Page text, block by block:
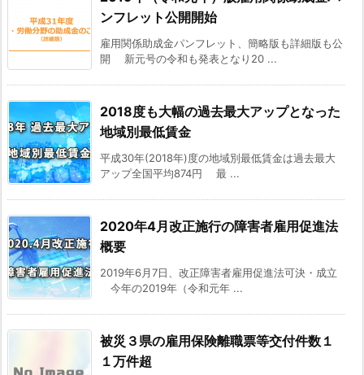
ンフレット公開開始
雇用関係助成金パンフレット、簡略版も詳細版も公
開 新元号の令和も発表となり20 ...
2018度も大幅の過去最大アップとなった
地域別最低賃金
平成30年(2018年)度の地域別最低賃金は過去最大
アップ全国平均874円 最 ...
2020年4月改正施行の障害者雇用促進法
概要
2019年6月7日、改正障害者雇用促進法可決・成立
今年の2019年（令和元年 ...
被災３県の雇用保険離職票等交付件数１
１万件超